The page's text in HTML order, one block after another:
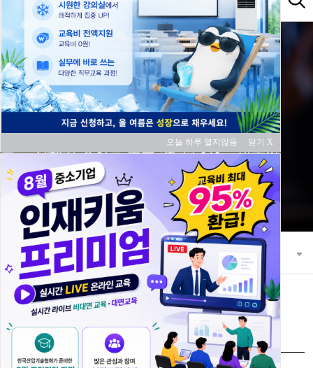
교육과정
21세기 초일류 꿈을 키워 나가는 한국산
업기술협회
교육과정 교육 과정 안내
교육신청
오늘 하루 열지않음 닫기 X